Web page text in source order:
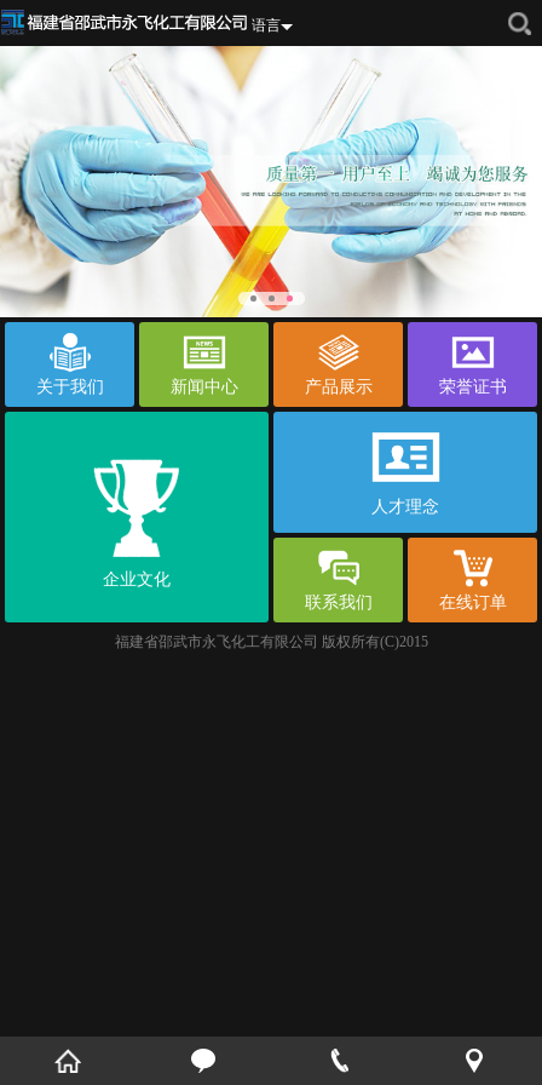
语言
关于我们 新闻中心 产品展示 荣誉证书
企业文化
人才理念
联系我们 在线订单
福建省邵武市永飞化工有限公司 版权所有(C)2015